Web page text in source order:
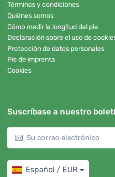
Términos y condiciones
Quiénes somos
Cómo medir la longitud del pie
Declaración sobre el uso de
Protección de datos personales
Pie de imprenta
Cookies
Suscríbase a nuestro
Español / EUR